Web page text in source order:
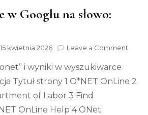
w Googlu na słowo:
15 kwietnia 2026 Leave a Comment
w
i wyniki w wyszukiwarce
Tytuł strony 1 O*NET OnLine 2
of Labor 3 Find
OnLine Help 4 ONet: